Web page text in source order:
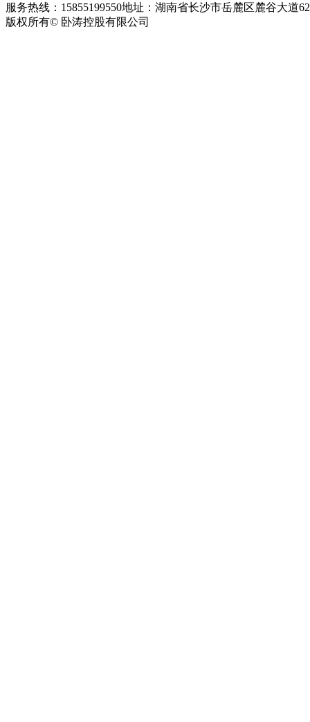
服务热线：15855199550地址：湖南省长沙市岳麓区麓谷大道
版权所有© 卧涛控股有限公司